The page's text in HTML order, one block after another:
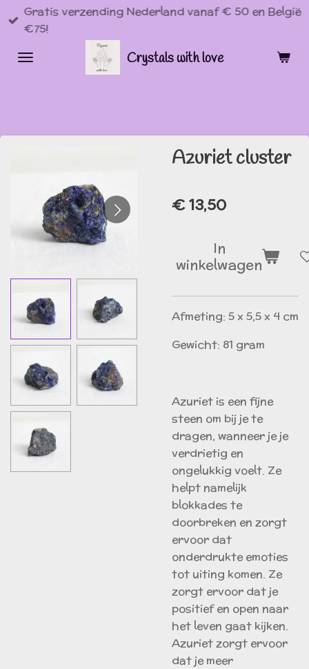
Ga
direct
Crystals with love
Gratis verzending Nederland vanaf € 50 en België
€75!
Azuriet cluster
€ 13,50
In
winkelwagen
Afmeting: 5 x 5,5 x 4 cm
Gewicht: 81 gram
Azuriet is een fijne
steen om bij je te
dragen, wanneer je je
verdrietig en
ongelukkig voelt. Ze
helpt namelijk
blokkades te
doorbreken en zorgt
ervoor dat
onderdrukte emoties
tot uiting komen. Ze
zorgt ervoor dat je
positief en open naar
het leven gaat kijken.
Azuriet zorgt ervoor
dat je meer